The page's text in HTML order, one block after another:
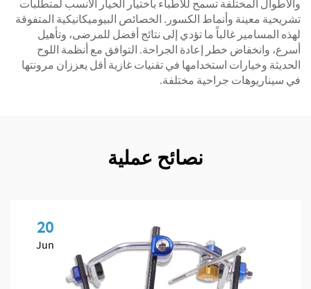
والأطوال المختلفة تسمح للأطباء باختيار الخيار الأنسب لمتطلبات
تشريحية معينة وأنماط الكسور. الخصائص البيوميكانيكية المتفوقة
لهذه المسامير غالباً ما تؤدي إلى نتائج أفضل للمرضى، وتأهيل
أسرع، وانخفاض خطر إعادة الجراحة. التوافق مع أنظمة اللوح
الحديثة وخيارات استخدامها في تقنيات غازية أقل يعززان مرونتها
في سيناريوهات جراحية مختلفة.
نصائح عملية
20
Jun